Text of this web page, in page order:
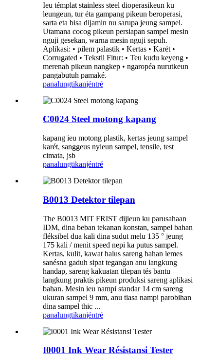
Ieu témplat stainless steel dioperasikeun ku
leungeun, tur éta gampang pikeun beroperasi,
sarta eta bisa dijamin nu sarupa jeung sampel.
Utamana cocog pikeun persiapan sampel mesin
nguji gesekan, warna mesin nguji sepuh.
Aplikasi: • pilem palastik • Kertas • Karét •
Corrugated • Tekstil Fitur: • Teu kudu keyeng •
merenah pikeun nangkep • ngaropéa nurutkeun
pangabutuh pamaké.
panalungtikanjéntré
C0024 Steel motong kapang
kapang ieu motong plastik, kertas jeung sampel
karét, sanggeus nyieun sampel, tensile, test
cimata, jsb
panalungtikanjéntré
B0013 Detektor tilepan
The B0013 MIT FRIST dijieun ku parusahaan
IDM, dina beban tekanan konstan, sampel bahan
fléksibel dua kali dina sudut melu 135 ° jeung
175 kali / menit speed nepi ka putus sampel.
Kertas, kulit, kawat halus sareng bahan lemes
sanésna gaduh sipat tegangan anu langkung
handap, sareng kakuatan tilepan tés bantu
langkung praktis pikeun produksi sareng aplikasi
bahan. Mesin ieu nampi standar 14 cm sareng
ukuran sampel 9 mm, anu tiasa nampi parobihan
dina sampel thic ...
panalungtikanjéntré
I0001 Ink Wear Résistansi Tester